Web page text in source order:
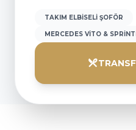
TAKIM ELBISELI ŞOFÖR
MERCEDES VITO &